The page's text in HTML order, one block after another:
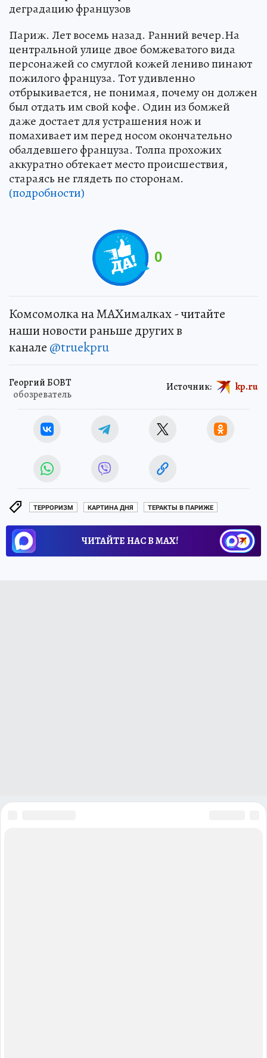
деградацию французов
Париж. Лет восемь назад. Ранний вечер.На
центральной улице двое бомжеватого вида
персонажей со смуглой кожей лениво пинают
пожилого француза. Тот удивленно
отбрыкивается, не понимая, почему он должен
был отдать им свой кофе. Один из бомжей
даже достает для устрашения нож и
помахивает им перед носом окончательно
обалдевшего француза. Толпа прохожих
аккуратно обтекает место происшествия,
стараясь не глядеть по сторонам.
(подробности)
0
Комсомолка на MAXималках - читайте
наши новости раньше других в
канале @truekpru
Георгий БОВТ
обозреватель
Источник: kp.ru
ТЕРРОРИЗМ КАРТИНА ДНЯ ТЕРАКТЫ В ПАРИЖЕ
ЧИТАЙТЕ НАС В МАХ!